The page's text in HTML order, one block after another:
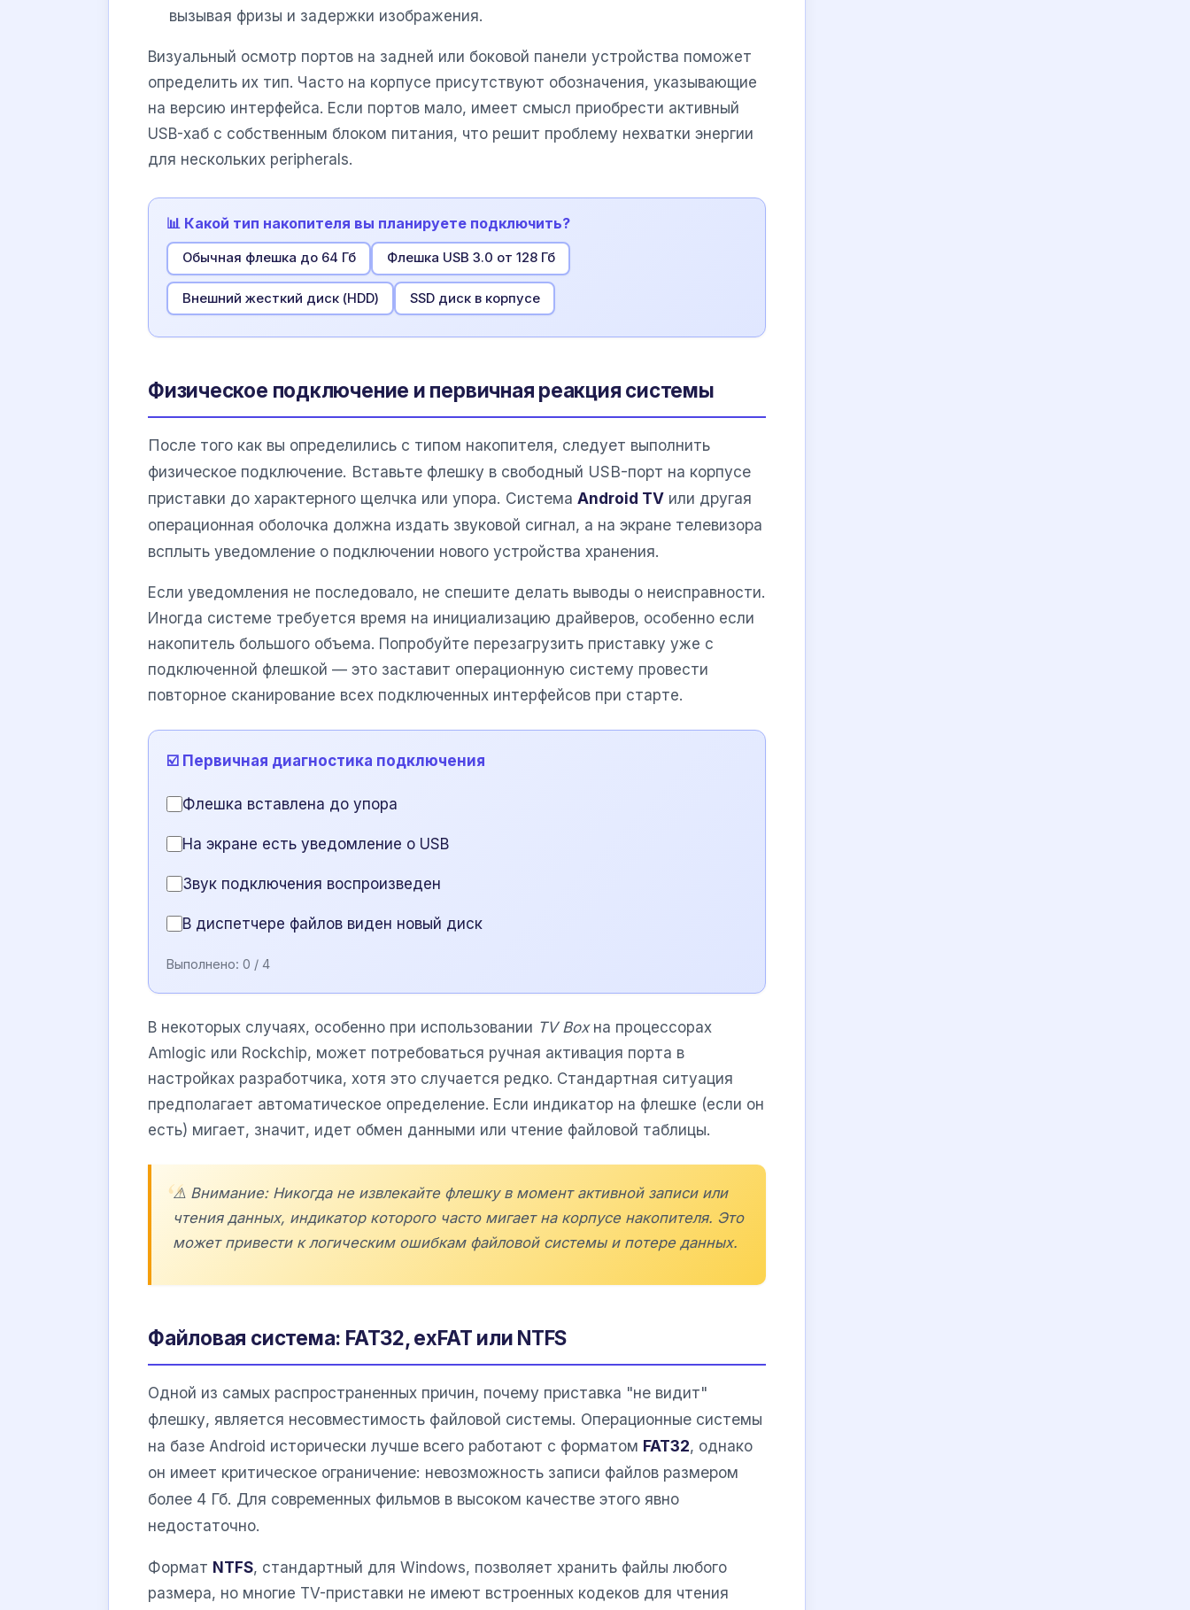
вызывая фризы и задержки изображения.
Визуальный осмотр портов на задней или боковой панели устройства поможет
определить их тип. Часто на корпусе присутствуют обозначения, указывающие
на версию интерфейса. Если портов мало, имеет смысл приобрести активный
USB-хаб с собственным блоком питания, что решит проблему нехватки энергии
для нескольких peripherals.
📊 Какой тип накопителя вы планируете подключить?
Обычная флешка до 64 Гб Флешка USB 3.0 от 128 Гб
Внешний жесткий диск (HDD) SSD диск в корпусе
Физическое подключение и первичная реакция системы
После того как вы определились с типом накопителя, следует выполнить
физическое подключение. Вставьте флешку в свободный USB-порт на корпусе
приставки до характерного щелчка или упора. Система Android TV или другая
операционная оболочка должна издать звуковой сигнал, а на экране телевизора
всплыть уведомление о подключении нового устройства хранения.
Если уведомления не последовало, не спешите делать выводы о неисправности.
Иногда системе требуется время на инициализацию драйверов, особенно если
накопитель большого объема. Попробуйте перезагрузить приставку уже с
подключенной флешкой — это заставит операционную систему провести
повторное сканирование всех подключенных интерфейсов при старте.
☑️ Первичная диагностика подключения
Флешка вставлена до упора
На экране есть уведомление о USB
Звук подключения воспроизведен
В диспетчере файлов виден новый диск
Выполнено: 0 / 4
В некоторых случаях, особенно при использовании TV Boxна процессорах
Amlogic или Rockchip, может потребоваться ручная активация порта в
настройках разработчика, хотя это случается редко. Стандартная ситуация
предполагает автоматическое определение. Если индикатор на флешке (если он
есть) мигает, значит, идет обмен данными или чтение файловой таблицы.
⚠️ Внимание: Никогда не извлекайте флешку в момент активной записи или
чтения данных, индикатор которого часто мигает на корпусе накопителя. Это
может привести к логическим ошибкам файловой системы и потере данных.
Файловая система: FAT32, exFAT или NTFS
Одной из самых распространенных причин, почему приставка "не видит"
флешку, является несовместимость файловой системы. Операционные системы
на базе Android исторически лучше всего работают с форматом FAT32, однако
он имеет критическое ограничение: невозможность записи файлов размером
более 4 Гб. Для современных фильмов в высоком качестве этого явно
недостаточно.
Формат NTFS, стандартный для Windows, позволяет хранить файлы любого
размера, но многие TV-приставки не имеют встроенных кодеков для чтения